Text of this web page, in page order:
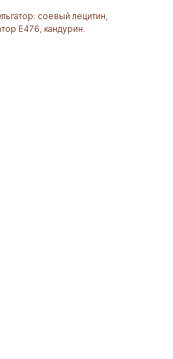
соевый лецитин,
Е476, кандурин.